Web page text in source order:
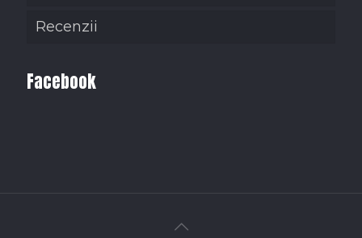
Recenzii
Facebook